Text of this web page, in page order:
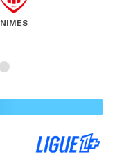
NIMES